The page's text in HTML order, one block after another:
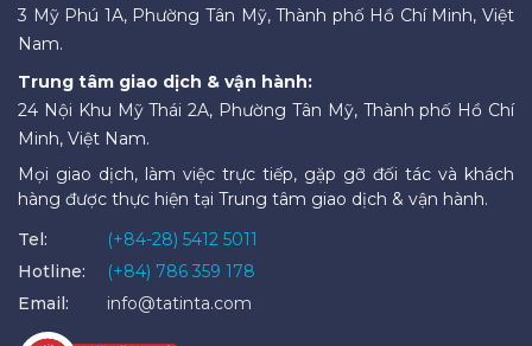
3 Mỹ Phú 1A, Phường Tân Mỹ, Thành phố Hồ Chí Minh, Việt
Nam.
Trung tâm giao dịch & vận hành:
24 Nội Khu Mỹ Thái 2A, Phường Tân Mỹ, Thành phố Hồ Chí
Minh, Việt Nam.
Mọi giao dịch, làm việc trực tiếp, gặp gỡ đối tác và khách
hàng được thực hiện tại Trung tâm giao dịch & vận hành.
Tel:
(+84-28) 5412 5011
Hotline:
(+84) 786 359 178
Email:
info@tatinta.com